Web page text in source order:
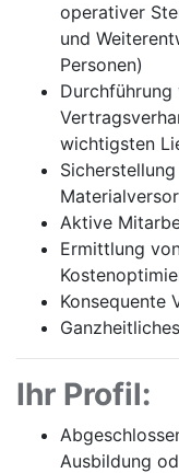
operativer
und
Personen)
Durchführung
wichtigsten
Aktive
Ermittlung
Konsequente
Ihr Profil:
Ausbildung